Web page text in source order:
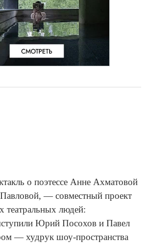
о поэтессе Анне Ахматовой
— совместный проект
театральных людей:
Юрий Посохов и Павел
— худрук шоу-пространства